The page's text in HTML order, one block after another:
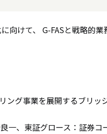
向けて、 G-FASと戦略的
ング事業を展開するブリッ
一、東証グロース：証券コ